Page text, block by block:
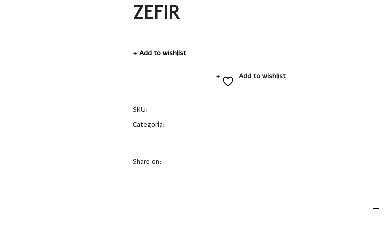
ZEFIR
Add to wishlist
Add to wishlist
SKU:
Categoría:
Share on: